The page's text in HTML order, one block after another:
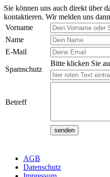
Sie können uns auch direkt über
kontaktieren. Wir melden uns
Vorname
Name
E-Mail
Spamschutz
Bitte klicken Sie
Betreff
AGB
Datenschutz